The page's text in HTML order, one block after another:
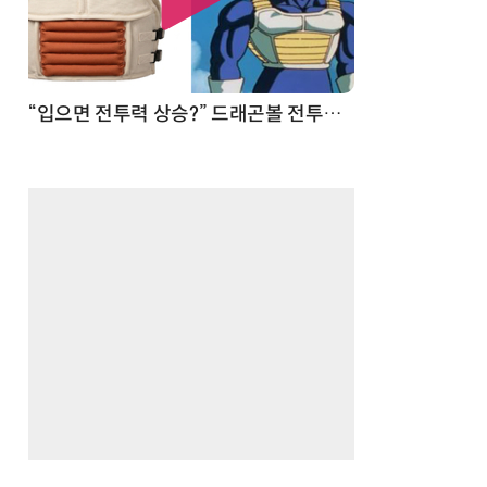
“입으면 전투력 상승?” 드래곤볼 전투복 닮은 중량조끼